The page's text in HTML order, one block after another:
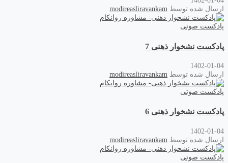
ارسال شده توسط modireasliravankam
پادکست صوتی
پادکست نشخوار ذهنی 7
1402-01-04
ارسال شده توسط modireasliravankam
پادکست صوتی
پادکست نشخوار ذهنی 6
1402-01-04
ارسال شده توسط modireasliravankam
پادکست صوتی